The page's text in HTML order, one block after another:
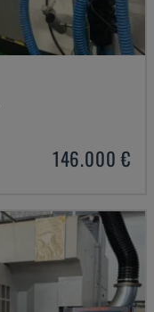
146.000 €